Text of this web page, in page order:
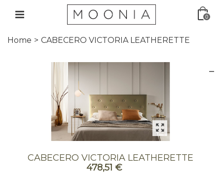
0
Home > CABECERO VICTORIA LEATHERETTE
CABECERO VICTORIA LEATHERETTE
478,51 €